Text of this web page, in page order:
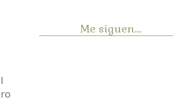
Me siguen....